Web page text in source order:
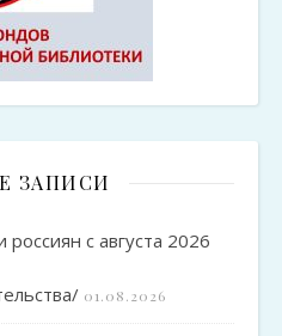
ЗАПИСИ
с августа 2026
01.08.2026